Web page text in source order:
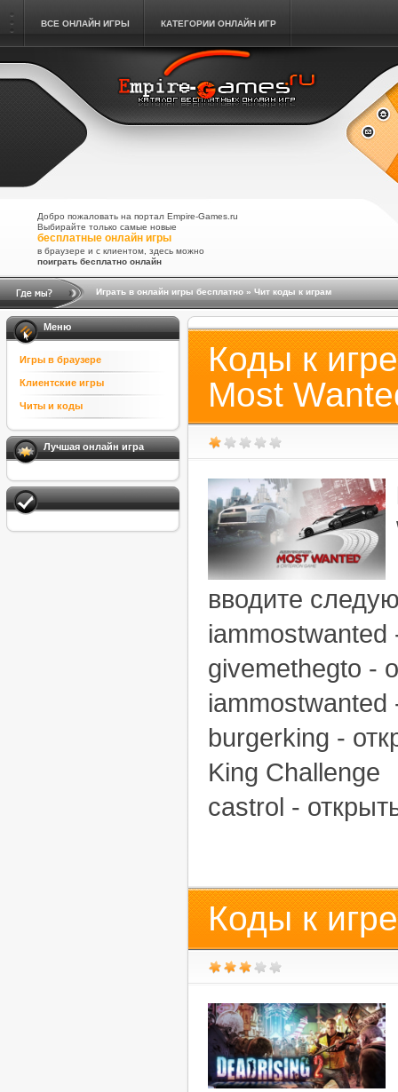
ВСЕ ОНЛАЙН ИГРЫ КАТЕГОРИИ ОНЛАЙН ИГР
Добро пожаловать на портал Empire-Games.ru
Выбирайте только самые новые
бесплатные онлайн игры
в браузере и с клиентом, здесь можно
поиграть бесплатно онлайн
Играть в онлайн игры бесплатно » Чит коды к играм
Меню
Игры в браузере
Клиентские игры
Читы и коды
Лучшая онлайн игра
Коды к
Most
вводите
givemethegto -
burgerking -
King Challenge
castrol -
Коды к